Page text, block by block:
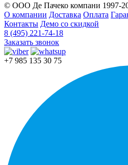
© ООО Де Пачеко компани 1997-
О компании Доставка Оплата
Контакты Демо со скидкой
8 (495) 221-74-18
Заказать звонок
+7 985 135 30 75